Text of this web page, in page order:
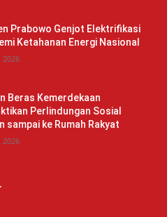
Prabowo Genjot Elektrifikasi
Ketahanan Energi Nasional
2026
Beras Kemerdekaan
Perlindungan Sosial
sampai ke Rumah Rakyat
2026